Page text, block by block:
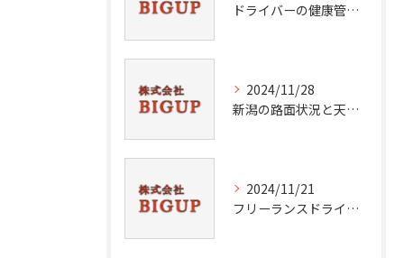
ドライバーの健康管理術
2024/11/28
新潟の路面状況と天候分析
2024/11/21
フリーランスドライバーの挑戦と成功